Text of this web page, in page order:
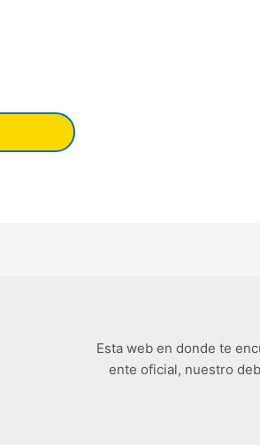
Esta web en donde te
ente oficial, nuestro